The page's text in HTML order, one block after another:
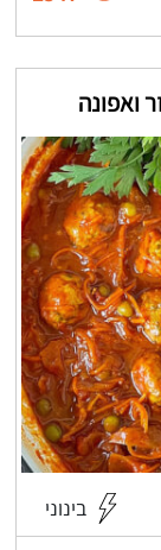
ואפונה
בינוני